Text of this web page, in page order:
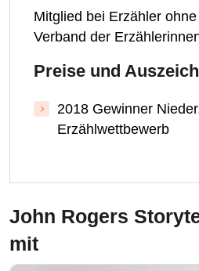
Mitglied bei Erzähler
Verband der
Preise und
2018 Gewinner
Erzählwettbewerb
John Rogers
mit